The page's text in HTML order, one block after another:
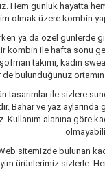
günlük hayatta
olmak üzere kombin
ya da özel
ile hafta sonu
takımı, kadın
bulunduğunuz
tasarımlar ile sizlere
Bahar ve yaz
alanına
sitemizde bulunan
ürünlerimiz sizlerle.